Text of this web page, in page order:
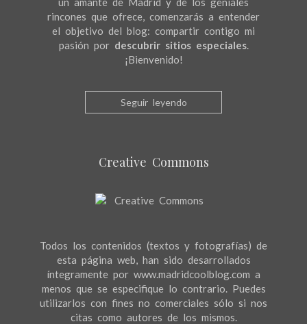
rincones que ofrece, comenzarás a entender
el objetivo del blog: compartir contigo mi
pasión por descubrir sitios especiales.
¡Bienvenido!
Seguir leyendo
Creative Commons
Todos los contenidos (textos y fotografías) de
esta página web, han sido desarrollados
íntegramente por www.madridcoolblog.com a
menos que se especifique lo contrario. Puedes
utilizarlos con fines no comerciales sólo si nos
citas como autores de los mismos.